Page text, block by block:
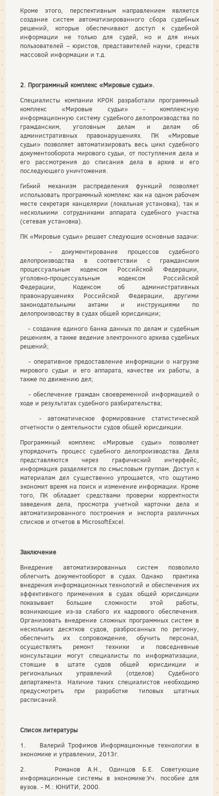
Кроме этого, перспективным направлением является
создание систем автоматизированного сбора судебных
решений, которые обеспечивают доступ к судебной
информации не только для судей, но и для иных
пользователей – юристов, представителей науки, средств
массовой информации и т.д.
2. Программный комплекс «Мировые судьи».
Специалисты компании КРОК разработали программный
комплекс «Мировые судьи» - комплексную
информационную систему судебного делопроизводства по
гражданским, уголовным делам и делам об
административных правонарушениях. ПК «Мировые
судьи» позволяет автоматизировать весь цикл судебного
документооборота мирового судьи, от поступления дела и
его рассмотрения до списания дела в архив и его
последующего уничтожения.
Гибкий механизм распределения функций позволяет
использовать программный комплекс как на одном рабочем
месте секретаря канцелярии (локальная установка), так и
несколькими сотрудниками аппарата судебного участка
(сетевая установка).
ПК «Мировые судьи» решает следующие основные задачи:
- документирование процессов судебного
делопроизводства в соответствии с гражданским
процессуальным кодексом Российской Федерации,
уголовно-процессуальным кодексом Российской
Федерации, Кодексом об административных
правонарушениях Российской Федерации, другими
законодательными актами и инструкциями по
делопроизводству в судах общей юрисдикции;
- создание единого банка данных по делам и судебным
решениям, а также ведение электронного архива судебных
решений;
- оперативное предоставление информации о нагрузке
мирового судьи и его аппарата, качестве их работы, а
также по движению дел;
- обеспечение граждан своевременной информацией о
ходе и результатах судебного разбирательства;
- автоматическое формирование статистической
отчетности о деятельности судов общей юрисдикции.
Программный комплекс «Мировые судьи» позволяет
упорядочить процесс судебного делопроизводства. Дела
представляются через графический интерфейс,
информация разделяется по смысловым группам. Доступ к
материалам дел существенно упрощается, что ощутимо
экономит время на поиск и изменение информации. Кроме
того, ПК обладает средствами проверки корректности
заведения дела, просмотра учетной карточки дела и
автоматизированного построения и экспорта различных
списков и отчетов в MicrosoftExcel.
Заключение
Внедрение автоматизированных систем позволило
облегчить документооборот в судах. Однако практика
внедрения информационных технологий и обеспечения их
эффективного применения в судах общей юрисдикции
показывает большие сложности этой работы,
возникающие из-за слабого их кадрового обеспечения.
Организовать внедрение сложных программных систем в
нескольких десятков судов, разбросанных по региону,
обеспечить их сопровождение, обучить персонал,
осуществлять ремонт техники и повседневные
консультации могут специалисты по информатизации,
стоящие в штате судов общей юрисдикции и
региональных управлений (отделов) Судебного
департамента. Наличие таких специалистов необходимо
предусмотреть при разработке типовых штатных
расписаний.
Список литературы
1. Валерий Трофимов Информационные технологии в
экономике и управлении, 2013г.
2. Романов А.Н., Одинцов Б.Е. Советующие
информационные системы в экономике:Уч. пособие для
вузов. - М.: ЮНИТИ, 2000.